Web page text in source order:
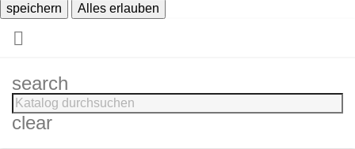
speichern
Alles erlauben

search
clear